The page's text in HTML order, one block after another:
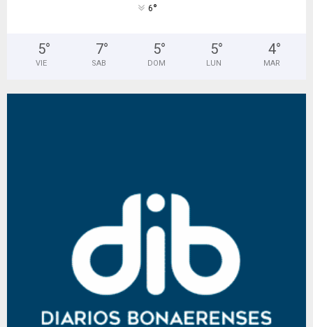
6°
5°
VIE
7°
SAB
5°
DOM
5°
LUN
4°
MAR